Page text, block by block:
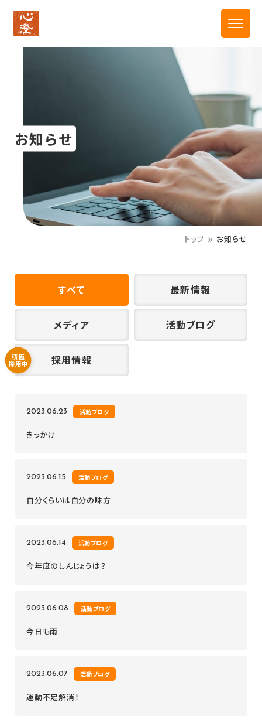
お知らせ
トップ お知らせ
すべて 最新情報
メディア 活動ブログ
採用情報
積極
採用中
2023.06.23 活動ブログ
きっかけ
2023.06.15 活動ブログ
自分くらいは自分の味方
2023.06.14 活動ブログ
今年度のしんじょうは？
2023.06.08 活動ブログ
今日も雨
2023.06.07 活動ブログ
運動不足解消！